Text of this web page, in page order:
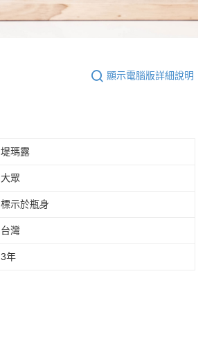
顯示電腦版詳細說明
堤瑪露
大眾
標示於瓶身
台灣
3年